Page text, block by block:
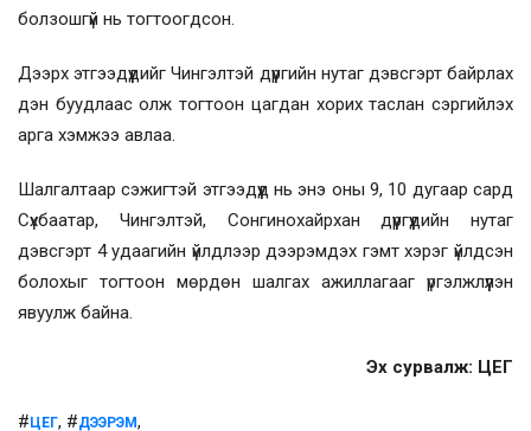
болзошгүй нь тогтоогдсон.
Дээрх этгээдүүдийг Чингэлтэй дүүргийн нутаг дэвсгэрт байрлах
дэн буудлаас олж тогтоон цагдан хорих таслан сэргийлэх
арга хэмжээ авлаа.
Шалгалтаар сэжигтэй этгээдүүд нь энэ оны 9, 10 дугаар сард
Сүхбаатар, Чингэлтэй, Сонгинохайрхан дүүргүүдийн нутаг
дэвсгэрт 4 удаагийн үйлдлээр дээрэмдэх гэмт хэрэг үйлдсэн
болохыг тогтоон мөрдөн шалгах ажиллагааг үргэлжлүүлэн
явуулж байна.
Эх сурвалж: ЦЕГ
# ЦЕГ, #ДЭЭРЭМ,